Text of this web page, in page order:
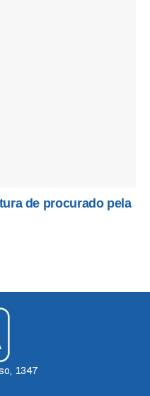
de procurado pela
1347